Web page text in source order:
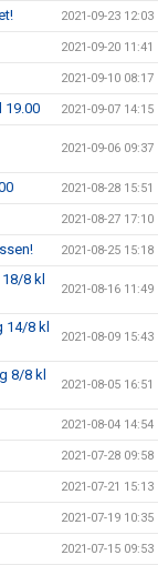
2021-09-23 12:03
2021-09-20 11:41
2021-09-10 08:17
19.00 2021-09-07 14:15
2021-09-06 09:37
2021-08-28 15:51
2021-08-27 17:10
2021-08-25 15:18
8 kl
2021-08-16 11:49
14/8 kl
2021-08-09 15:43
8/8 kl
2021-08-05 16:51
2021-08-04 14:54
2021-07-28 09:58
2021-07-21 15:13
2021-07-19 10:35
2021-07-15 09:53